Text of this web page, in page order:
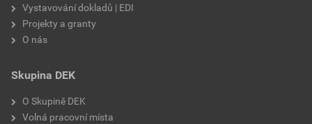
Vystavování dokladů | EDI
Projekty a granty
O nás
Skupina DEK
O Skupině DEK
Volná pracovní místa